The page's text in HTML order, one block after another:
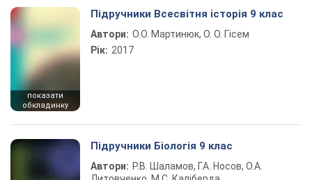
показати
обкладинку
Підручники Всесвітня історія 9 клас
Автори: О.О. Мартинюк, О. О. Гісем
Рік: 2017
Підручники Біологія 9 клас
Автори: Р.В. Шаламов, Г.А. Носов, О.А.